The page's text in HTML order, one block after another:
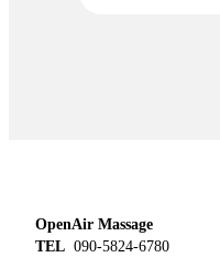
OpenAir Massage
TEL 090-5824-6780